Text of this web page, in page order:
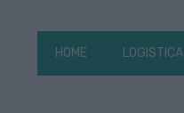
HOME LOGISTICA